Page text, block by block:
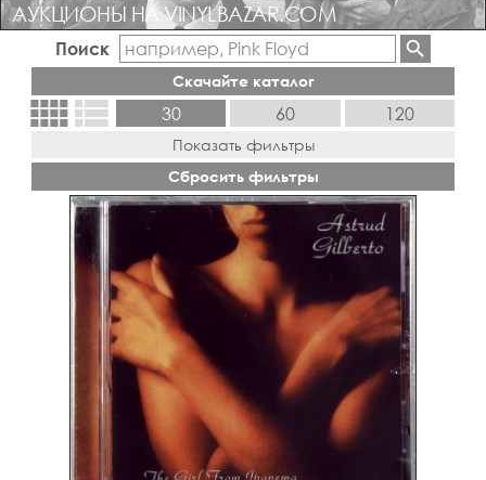
АУКЦИОНЫ НА VINYLBAZAR.COM
Поиск
Скачайте каталог
view_comfyview_list 30 60 120
Показать фильтры
Сбросить фильтры